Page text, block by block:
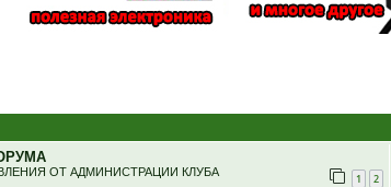
ОТ АДМИНИСТРАЦИИ КЛУБА 1 2